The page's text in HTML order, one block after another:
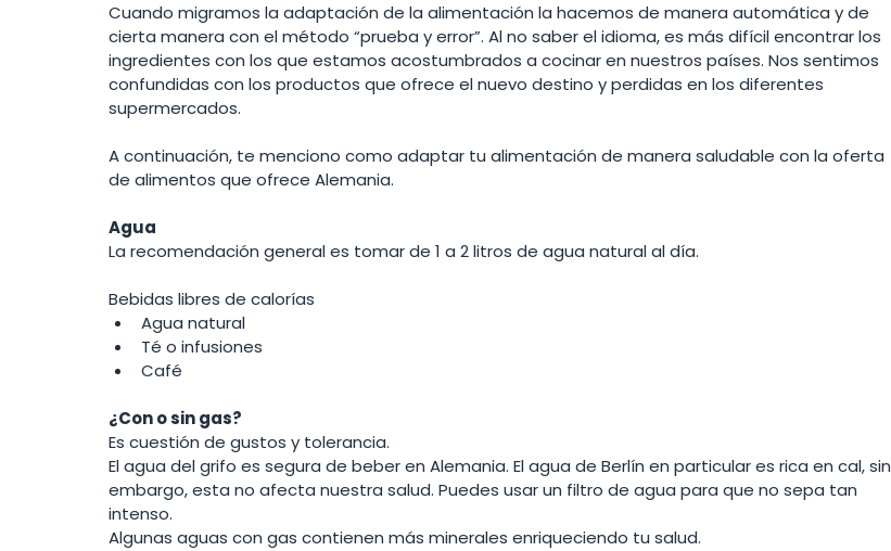
Cuando migramos la adaptación de la alimentación la hacemos de manera automática y de
cierta manera con el método “prueba y error”. Al no saber el idioma, es más difícil encontrar los
ingredientes con los que estamos acostumbrados a cocinar en nuestros países. Nos sentimos
confundidas con los productos que ofrece el nuevo destino y perdidas en los diferentes
supermercados.
A continuación, te menciono como adaptar tu alimentación de manera saludable con la oferta
de alimentos que ofrece Alemania.
Agua
La recomendación general es tomar de 1 a 2 litros de agua natural al día.
Bebidas libres de calorías
Agua natural
Té o infusiones
Café
¿Con o sin gas?
Es cuestión de gustos y tolerancia.
El agua del grifo es segura de beber en Alemania. El agua de Berlín en particular es rica en cal, sin
embargo, esta no afecta nuestra salud. Puedes usar un filtro de agua para que no sepa tan
intenso.
Algunas aguas con gas contienen más minerales enriqueciendo tu salud.